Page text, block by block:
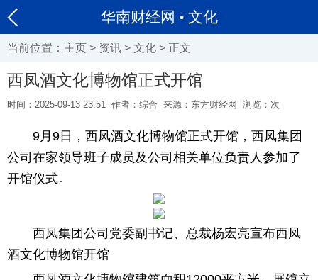
华南财经网 文化
当前位置： 主页 > 资讯 > 文化 > 正文
西凤酒文化博物馆正式开馆
时间：2025-09-13 23:51 作者：综合 来源：东方财经网 浏览： 次
9月9日，西凤酒文化博物馆正式开馆，西凤集团
公司在家领导班子成员及公司相关单位负责人参加了
开馆仪式。
西凤集团公司党委副书记、总裁杨宏亮宣布西凤
酒文化博物馆开馆